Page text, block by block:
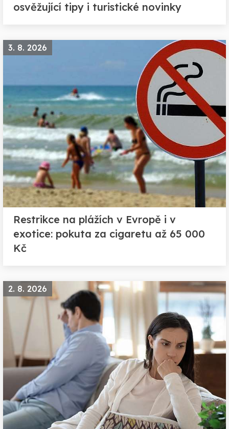
osvěžující tipy i turistické novinky
3. 8. 2026
Restrikce na plážích v Evropě i v
exotice: pokuta za cigaretu až 65 000
Kč
2. 8. 2026